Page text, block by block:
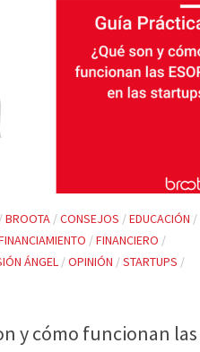
/BROOTA /CONSEJOS /EDUCACIÓN /
/FINANCIERO /
ÁNGEL /OPINIÓN /STARTUPS /
y cómo funcionan las